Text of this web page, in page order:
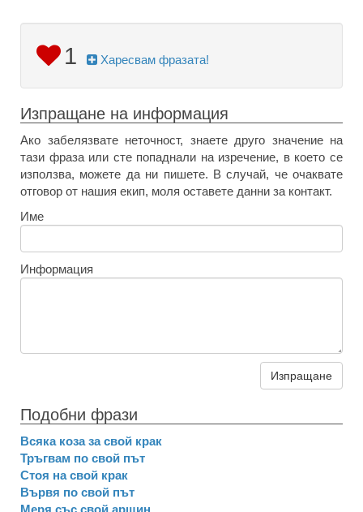
1 Харесвам фразата!
Изпращане на информация
Ако забелязвате неточност, знаете друго значение на
тази фраза или сте попаднали на изречение, в което се
използва, можете да ни пишете. В случай, че очаквате
отговор от нашия екип, моля оставете данни за контакт.
Име
Информация
Изпращане
Подобни фрази
Всяка коза за свой крак
Тръгвам по свой път
Стоя на свой крак
Вървя по свой път
Меря със свой аршин